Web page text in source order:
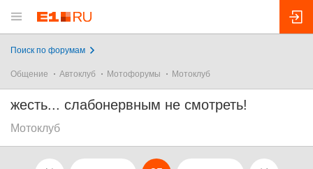
Поиск по форумам
Общение Автоклуб Мотофорумы Мотоклуб
жесть... слабонервным не смотреть!
Мотоклуб